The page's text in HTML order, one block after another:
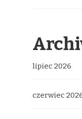
lipiec 2026
czerwiec